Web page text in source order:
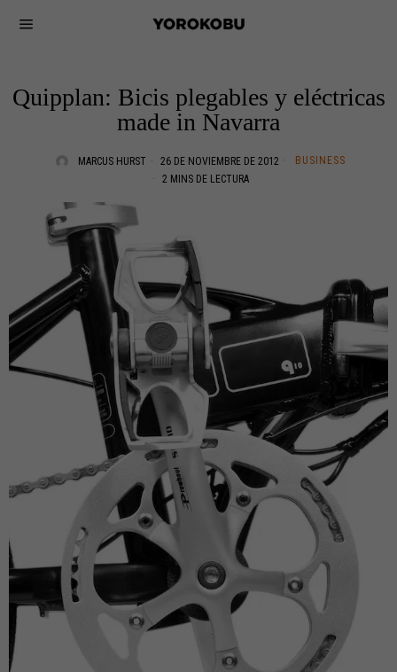
Quipplan: Bicis plegables y eléctricas
made in Navarra
MARCUS HURST 26 DE NOVIEMBRE DE 2012
BUSINESS
2 MINS DE LECTURA